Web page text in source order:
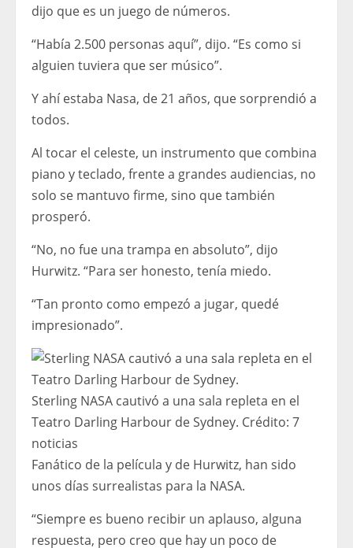
dijo que es un juego de números.
“Había 2.500 personas aquí”, dijo. “Es como si
alguien tuviera que ser músico”.
Y ahí estaba Nasa, de 21 años, que sorprendió a
todos.
Al tocar el celeste, un instrumento que combina
piano y teclado, frente a grandes audiencias, no
solo se mantuvo firme, sino que también
prosperó.
“No, no fue una trampa en absoluto”, dijo
Hurwitz. “Para ser honesto, tenía miedo.
“Tan pronto como empezó a jugar, quedé
impresionado”.
Sterling NASA cautivó a una sala repleta en el
Teatro Darling Harbour de Sydney. Crédito: 7
noticias
Fanático de la película y de Hurwitz, han sido
unos días surrealistas para la NASA.
“Siempre es bueno recibir un aplauso, alguna
respuesta, pero creo que hay un poco de